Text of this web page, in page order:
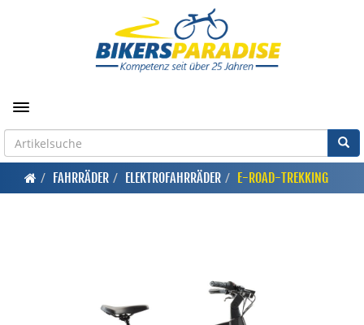
Toggle navigation
FAHRRÄDER ELEKTROFAHRRÄDER E-ROAD-TREKKING